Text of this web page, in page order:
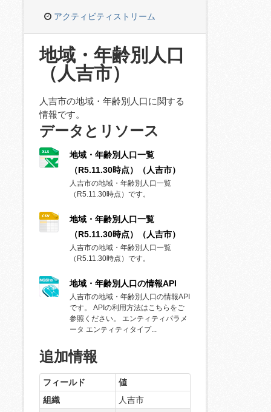
アクティビティストリーム
地域・年齢別人口
（人吉市）
人吉市の地域・年齢別人口に関する
情報です。
データとリソース
地域・年齢別人口一覧
（R5.11.30時点）（人吉市）
人吉市の地域・年齢別人口一覧
（R5.11.30時点）です。
地域・年齢別人口一覧
（R5.11.30時点）（人吉市）
人吉市の地域・年齢別人口一覧
（R5.11.30時点）です。
地域・年齢別人口の情報API
人吉市の地域・年齢別人口の情報API
です。 APIの利用方法はこちらをご
参照ください。 エンティティパラメ
ータ エンティティタイプ...
追加情報
フィールド
値
組織
人吉市